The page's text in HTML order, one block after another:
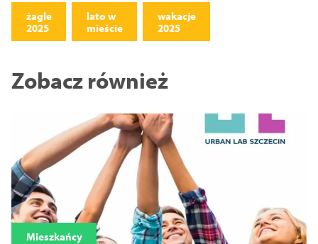
żagle
2025
lato w
mieście
wakacje
2025
Zobacz również
Mieszkańcy